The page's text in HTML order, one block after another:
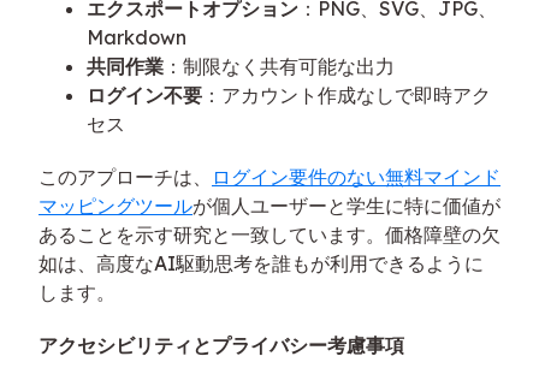
エクスポートオプション ：PNG、SVG、JPG、
Markdown
共同作業 ：制限なく共有可能な出力
ログイン不要 ：アカウント作成なしで即時アク
セス
このアプローチは、
ログイン要件のない無料マインド
マッピングツールが個人ユーザーと学生に特に価値が
あることを示す研究と一致しています。価格障壁の欠
如は、高度なAI駆動思考を誰もが利用できるように
します。
アクセシビリティとプライバシー考慮事項